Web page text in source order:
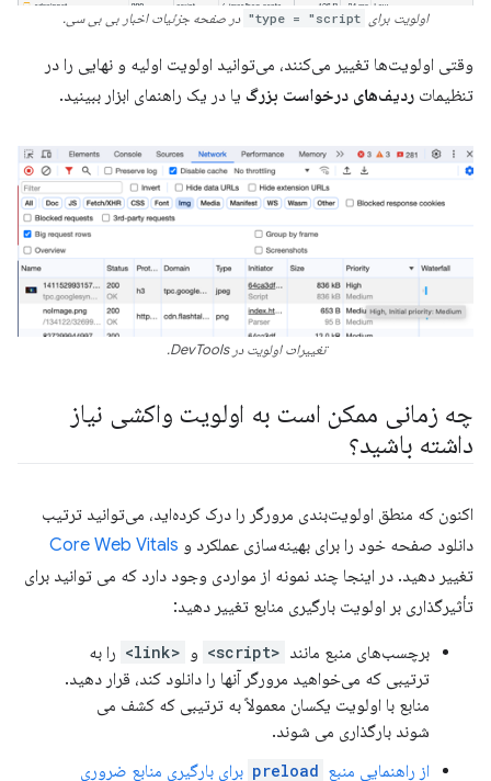
اولویت برای type = "script" در صفحه جزئیات اخبار بی بی سی.
وقتی اولویت‌ها تغییر می‌کنند، می‌توانید اولویت اولیه و نهایی را در
تنظیمات ردیف‌های درخواست بزرگ یا در یک راهنمای ابزار ببینید.
تغییرات اولویت در DevTools.
چه زمانی ممکن است به اولویت واکشی نیاز
داشته باشید؟
اکنون که منطق اولویت‌بندی مرورگر را درک کرده‌اید، می‌توانید ترتیب
دانلود صفحه خود را برای بهینه‌سازی عملکرد و Core Web Vitals
تغییر دهید. در اینجا چند نمونه از مواردی وجود دارد که می توانید برای
تأثیرگذاری بر اولویت بارگیری منابع تغییر دهید:
برچسب‌های منبع مانند <script> و <link>
را به
ترتیبی که می‌خواهید مرورگر آنها را دانلود کند، قرار دهید.
منابع با اولویت یکسان معمولاً به ترتیبی که کشف می
شوند بارگذاری می شوند.
از راهنمایی منبع preload برای بارگیری منابع ضروری